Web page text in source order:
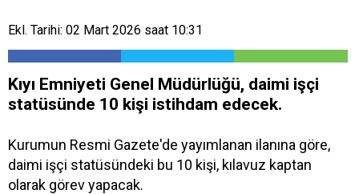
Ekl. Tarihi: 02 Mart 2026 saat 10:31
Kıyı Emniyeti Genel Müdürlüğü, daimi işçi
statüsünde 10 kişi istihdam edecek.
Kurumun Resmi Gazete'de yayımlanan ilanına göre,
daimi işçi statüsündeki bu 10 kişi, kılavuz kaptan
olarak görev yapacak.